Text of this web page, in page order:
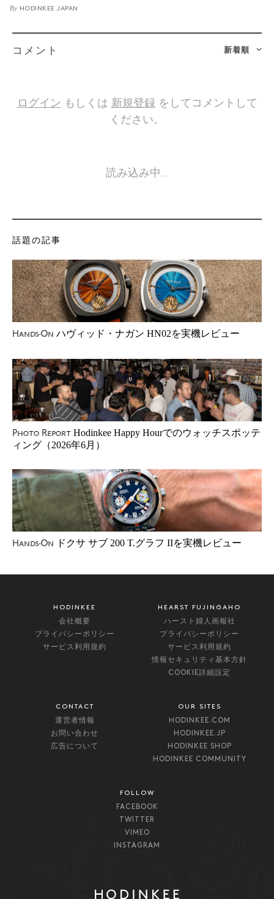
By HODINKEE JAPAN
新着順
コメント
ログイン もしくは 新規登録をしてコメントして
ください。
読み込み中…
話題の記事
Hands-On ハヴィッド・ナガン HN02を実機レビュー
Photo Report Hodinkee Happy Hourでのウォッチスポッテ
ィング（2026年6月）
Hands-On ドクサ サブ 200 T.グラフ IIを実機レビュー
HODINKEE
会社概要
プライバシーポリシー
サービス利用規約
HEARST FUJINGAHO
ハースト婦人画報社
プライバシーポリシー
サービス利用規約
情報セキュリティ基本方針
COOKIE詳細設定
CONTACT
運営者情報
お問い合わせ
広告について
OUR SITES
HODINKEE.COM
HODINKEE.JP
HODINKEE SHOP
HODINKEE COMMUNITY
FOLLOW
FACEBOOK
TWITTER
VIMEO
INSTAGRAM